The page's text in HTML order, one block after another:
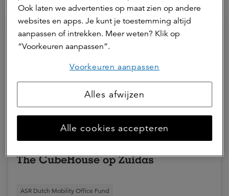
07 mei 2026 | 3 min.
Naturalis brengt biodiversiteit naar
The CubeHouse op Zuidas
ASR Dutch Mobility Office Fund
Ook laten we advertenties op maat zien op andere
websites en apps. Je kunt je toestemming altijd
aanpassen of intrekken. Meer weten? Klik op
“Voorkeuren aanpassen”.
Voorkeuren aanpassen
Alles afwijzen
Alle cookies accepteren